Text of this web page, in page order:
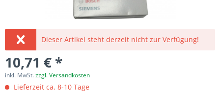
Dieser Artikel steht derzeit nicht zur Verfügung!
10,71 € *
inkl. MwSt.zzgl. Versandkosten
Lieferzeit ca. 8-10 Tage